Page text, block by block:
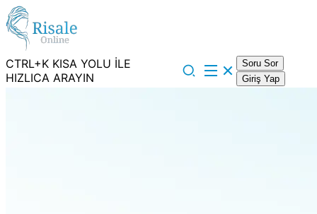
CTRL+K KISA YOLU İLE
HIZLICA ARAYIN
Soru Sor
Giriş Yap